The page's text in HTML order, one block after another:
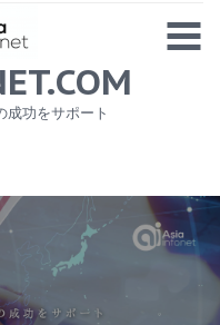
1
について
成功をサポート